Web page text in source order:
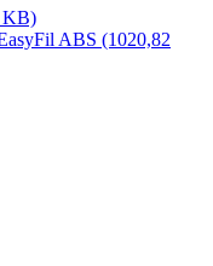
KB)
ABS (1020,82